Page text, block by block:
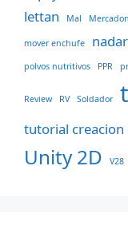
lettan Mal
mover enchufe nadar
polvos nutritivos PPR
Review RV Soldador
tutorial creacion
Unity 2D
V28